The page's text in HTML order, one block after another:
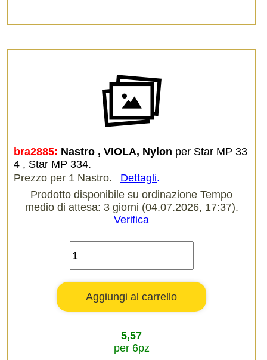
bra2885: Nastro , VIOLA, Nylon per Star MP 33
4 , Star MP 334.
Prezzo per 1 Nastro.
Dettagli.
Prodotto disponibile su ordinazione Tempo
medio di attesa: 3 giorni (04.07.2026, 17:37).
Verifica
5,57
per 6pz